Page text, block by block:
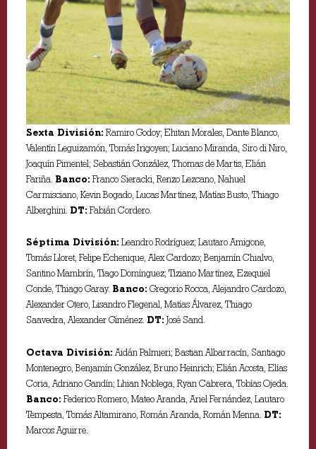
Sexta División: Ramiro Godoy; Ehitan Morales, Dante Blanco,
Valentín Leguizamón, Tomás Irigoyen; Luciano Miranda, Siro di Niro,
Joaquín Pimentel; Sebastián González, Thomas de Martis, Elián
Fariña. Banco: Franco Sieracki, Renzo Lezcano, Nahuel
Carmisciano, Kevin Bogado, Lucas Martínez, Matías Busto, Thiago
Alberghini. DT: Fabián Cordero.
Séptima División: Leandro Rodríguez; Lautaro Amigone,
Tomás Lloret, Felipe Echenique, Alex Cardozo; Benjamín Chialvo,
Santino Mambrín, Tiago Domínguez; Tiziano Martínez, Ezequiel
Conde, Thiago Garay. Banco: Gregorio Rocca, Alejandro Cardozo,
Alexander Otero, Lisandro Flegenal, Matías Álvarez, Thiago
Saavedra, Alexander Giménez. DT: José Sand.
Octava División:Aidán Palmieri; Bastian Albarracín, Santiago
Montenegro, Benjamín González, Bruno Heinrich; Elián Acosta, Elías
Coria, Adriano Gandín; Lhian Noblega, Ryan Cabrera, Tobías Ojeda.
Banco: Federico Romero, Mateo Aranda, Ariel Fernández, Lautaro
Tempesta, Tomás Altamirano, Román Aranda, Román Menna. DT:
Marcos Aguirre.